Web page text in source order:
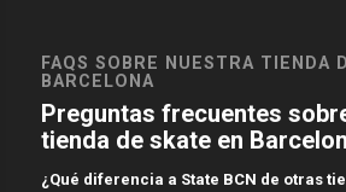
FAQS SOBRE NUESTRA TIENDA
BARCELONA
Preguntas frecuentes
tienda de skate en
¿Qué diferencia a State BCN de otras